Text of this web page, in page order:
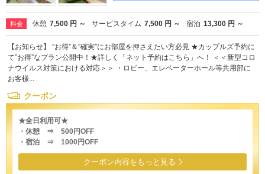
料金 休憩 7,500 円 ～ サービスタイム 7,500 円 ～ 宿泊 13,300 円 ～
【お知らせ】 ”お得”＆”確実”にお部屋を押さえたい方必見 ★カップルズ予約に
て”お得”なプラン公開中！★詳しく「ネット予約はこちら」へ！ ＜＜新型コロ
ナウイルス対策における対応＞＞ ・ロビー、エレベーターホール等共用部に
お客様...
クーポン
★全日利用可★
・休憩 ⇒ 500円OFF
・宿泊 ⇒ 1000円OFF
クーポン内容をもっと見る